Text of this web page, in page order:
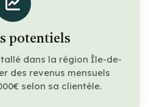
potentiels
dans la région Île-de-
des revenus mensuels
selon sa clientèle.